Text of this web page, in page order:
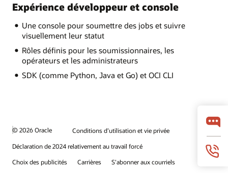
Expérience développeur et console
Une console pour soumettre des jobs et suivre
visuellement leur statut
Rôles définis pour les soumissionnaires, les
opérateurs et les administrateurs
SDK (comme Python, Java et Go) et OCI CLI
© 2026 Oracle
Conditions d’utilisation et vie privée
Déclaration de 2024 relativement au travail forcé
Choix des publicités
Carrières S’abonner aux courriels